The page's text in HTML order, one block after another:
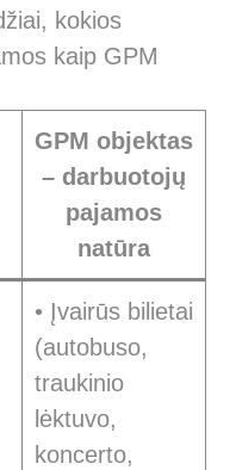
kokios
kaip GPM
GPM objektas
– darbuotojų
pajamos
natūra
• Įvairūs bilietai
(autobuso,
traukinio
lėktuvo,
koncerto,